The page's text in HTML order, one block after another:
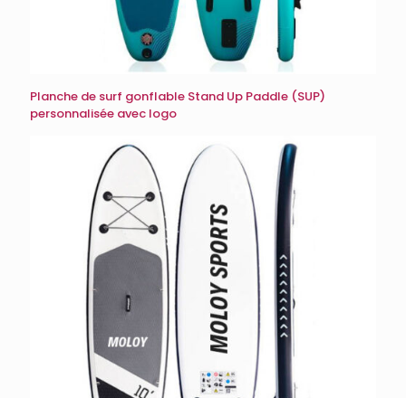
Planche de surf gonflable Stand Up Paddle (SUP)
personnalisée avec logo